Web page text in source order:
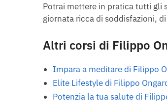
Potrai mettere in pratica tutti gli
giornata ricca di soddisfazioni,
Altri corsi di Filippo
Impara a meditare di Filippo
Elite Lifestyle di Filippo
Potenzia la tua salute di